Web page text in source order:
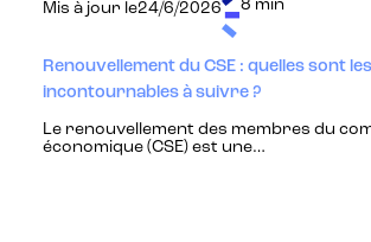
Mis à jour le24/6/2026 8 min
Renouvellement du CSE : quelles sont
incontournables à suivre ?
Le renouvellement des membres du
économique (CSE) est une…